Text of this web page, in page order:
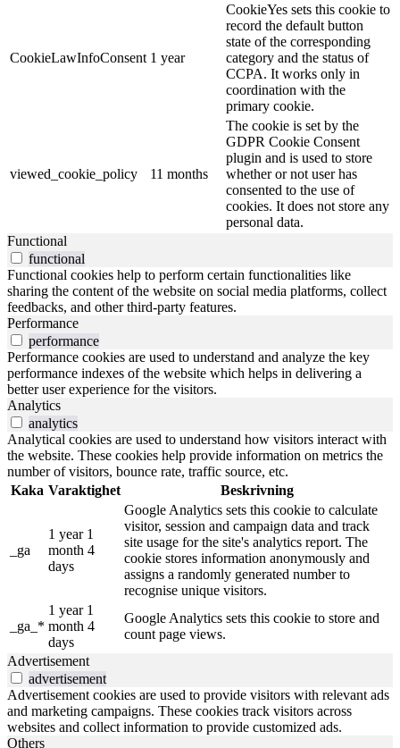
CookieLawInfoConsent 1 year
CookieYes sets this cookie to
record the default button
state of the corresponding
category and the status of
CCPA. It works only in
coordination with the
primary cookie.
viewed_cookie_policy 11 months
The cookie is set by the
GDPR Cookie Consent
plugin and is used to store
whether or not user has
consented to the use of
cookies. It does not store any
personal data.
Functional
functional
Functional cookies help to perform certain functionalities like
sharing the content of the website on social media platforms, collect
feedbacks, and other third-party features.
Performance
performance
Performance cookies are used to understand and analyze the key
performance indexes of the website which helps in delivering a
better user experience for the visitors.
Analytics
analytics
Analytical cookies are used to understand how visitors interact with
the website. These cookies help provide information on metrics the
number of visitors, bounce rate, traffic source, etc.
Kaka Varaktighet Beskrivning
_ga
1 year 1
month 4
days
Google Analytics sets this cookie to calculate
visitor, session and campaign data and track
site usage for the site's analytics report. The
cookie stores information anonymously and
assigns a randomly generated number to
recognise unique visitors.
_ga_*
1 year 1
month 4
days
Google Analytics sets this cookie to store and
count page views.
Advertisement
advertisement
Advertisement cookies are used to provide visitors with relevant ads
and marketing campaigns. These cookies track visitors across
websites and collect information to provide customized ads.
Others